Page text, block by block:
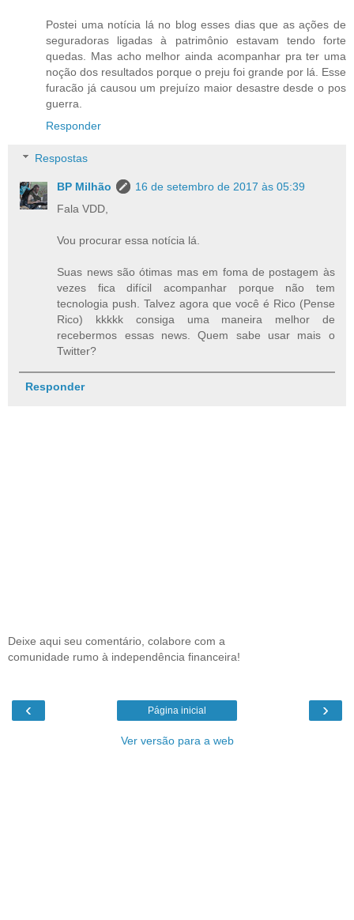
Postei uma notícia lá no blog esses dias que as ações de
seguradoras ligadas à patrimônio estavam tendo forte
quedas. Mas acho melhor ainda acompanhar pra ter uma
noção dos resultados porque o preju foi grande por lá. Esse
furacão já causou um prejuízo maior desastre desde o pos
guerra.
Responder
Respostas
BP Milhão
16 de setembro de 2017 às 05:39
Fala VDD,
Vou procurar essa notícia lá.
Suas news são ótimas mas em foma de postagem às
vezes fica difícil acompanhar porque não tem
tecnologia push. Talvez agora que você é Rico (Pense
Rico) kkkkk consiga uma maneira melhor de
recebermos essas news. Quem sabe usar mais o
Twitter?
Responder
Deixe aqui seu comentário, colabore com a
comunidade rumo à independência financeira!
‹ ›
Página inicial
Ver versão para a web